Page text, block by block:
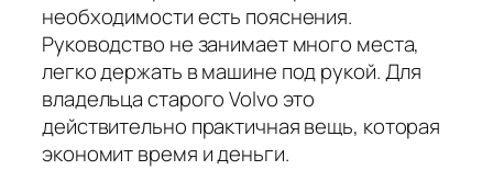
необходимости есть пояснения.
Руководство не занимает много места,
легко держать в машине под рукой. Для
владельца старого Volvo это
действительно практичная вещь, которая
экономит время и деньги.